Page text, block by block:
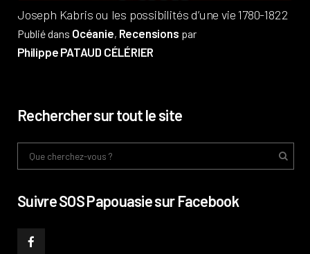
Joseph Kabris ou les possibilités d’une vie 1780-1822
Publié dans Océanie, Recensions par
Philippe PATAUD CÉLÉRIER
Rechercher sur tout le site
Suivre SOS Papouasie sur Facebook